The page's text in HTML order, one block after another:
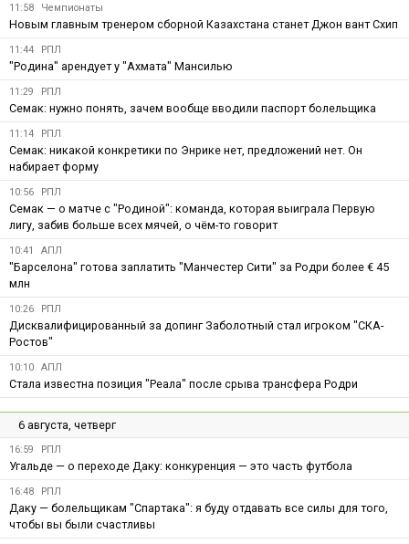
11:58 Чемпионаты
Новым главным тренером сборной Казахстана станет Джон вант Схип
11:44 РПЛ
"Родина" арендует у "Ахмата" Мансилью
11:29 РПЛ
Семак: нужно понять, зачем вообще вводили паспорт болельщика
11:14 РПЛ
Семак: никакой конкретики по Энрике нет, предложений нет. Он
набирает форму
10:56 РПЛ
Семак — о матче с "Родиной": команда, которая выиграла Первую
лигу, забив больше всех мячей, о чём-то говорит
10:41 АПЛ
"Барселона" готова заплатить "Манчестер Сити" за Родри более € 45
млн
10:26 РПЛ
Дисквалифицированный за допинг Заболотный стал игроком "СКА-
Ростов"
10:10 АПЛ
Стала известна позиция "Реала" после срыва трансфера Родри
6 августа, четверг
16:59 РПЛ
Угальде — о переходе Даку: конкуренция — это часть футбола
16:48 РПЛ
Даку — болельщикам "Спартака": я буду отдавать все силы для того,
чтобы вы были счастливы